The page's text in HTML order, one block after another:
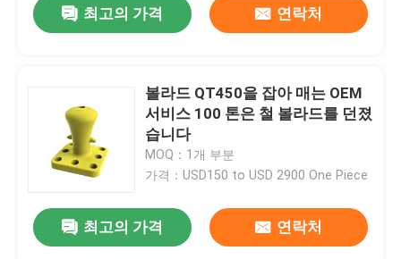
최고의 가격 연락처
볼라드 QT450을 잡아 매는 OEM
서비스 100 톤은 철 볼라드를 던졌
습니다
MOQ：1개 부분
가격：USD150 to USD 2900 One Piece
최고의 가격 연락처